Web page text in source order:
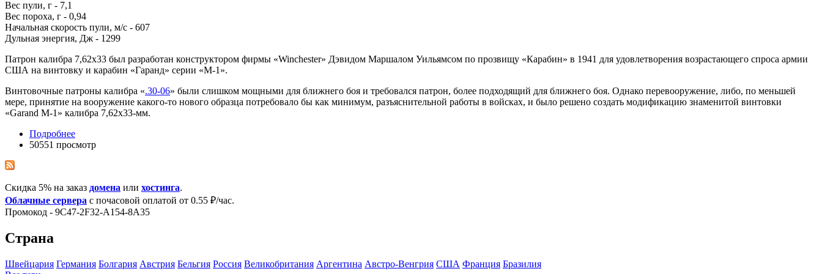
Вес пули, г - 7,1
Вес пороха, г - 0,94
Начальная скорость пули, м/с - 607
Дульная энергия, Дж - 1299
Патрон калибра 7,62х33 был разработан конструктором фирмы «Winchester» Дэвидом Маршалом Уильямсом по прозвищу «Карабин» в 1941 для удовлетворения возрастающего спроса армии
США на винтовку и карабин «Гаранд» серии «М-1».
Винтовочные патроны калибра «.30-06» были слишком мощными для ближнего боя и требовался патрон, более подходящий для ближнего боя. Однако перевооружение, либо, по меньшей
мере, принятие на вооружение какого-то нового образца потребовало бы как минимум, разъяснительной работы в войсках, и было решено создать модификацию знаменитой винтовки
«Garand M-1» калибра 7,62х33-мм.
Подробнее
50551 просмотр
Скидка 5% на заказ домена или хостинга.
Облачные сервера с почасовой оплатой от 0.55 ₽/час.
Промокод - 9C47-2F32-A154-8A35
Страна
Швейцария Германия Болгария Австрия Бельгия Росcия Великобритания Аргентина Австро-Венгрия США Франция Бразилия